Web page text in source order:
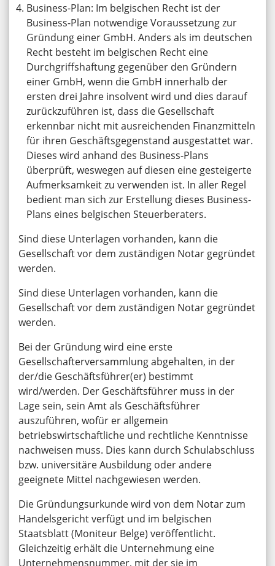
Business-Plan: Im belgischen Recht ist der
Business-Plan notwendige Voraussetzung zur
Gründung einer GmbH. Anders als im deutschen
Recht besteht im belgischen Recht eine
Durchgriffshaftung gegenüber den Gründern
einer GmbH, wenn die GmbH innerhalb der
ersten drei Jahre insolvent wird und dies darauf
zurückzuführen ist, dass die Gesellschaft
erkennbar nicht mit ausreichenden Finanzmitteln
für ihren Geschäftsgegenstand ausgestattet war.
Dieses wird anhand des Business-Plans
überprüft, weswegen auf diesen eine gesteigerte
Aufmerksamkeit zu verwenden ist. In aller Regel
bedient man sich zur Erstellung dieses Business-
Plans eines belgischen Steuerberaters.
Sind diese Unterlagen vorhanden, kann die
Gesellschaft vor dem zuständigen Notar gegründet
werden.
Sind diese Unterlagen vorhanden, kann die
Gesellschaft vor dem zuständigen Notar gegründet
werden.
Bei der Gründung wird eine erste
Gesellschafterversammlung abgehalten, in der
der/die Geschäftsführer(er) bestimmt
wird/werden. Der Geschäftsführer muss in der
Lage sein, sein Amt als Geschäftsführer
auszuführen, wofür er allgemein
betriebswirtschaftliche und rechtliche Kenntnisse
nachweisen muss. Dies kann durch Schulabschluss
bzw. universitäre Ausbildung oder andere
geeignete Mittel nachgewiesen werden.
Die Gründungsurkunde wird von dem Notar zum
Handelsgericht verfügt und im belgischen
Staatsblatt (Moniteur Belge) veröffentlicht.
Gleichzeitig erhält die Unternehmung eine
Unternehmensnummer, mit der sie im